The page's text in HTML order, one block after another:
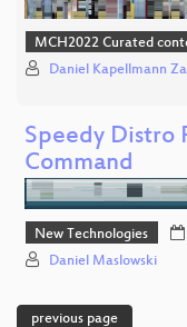
MCH2022 Curated
Daniel Kapellmann
Speedy Distro
Command
New Technologies
Daniel Maslowski
previous page